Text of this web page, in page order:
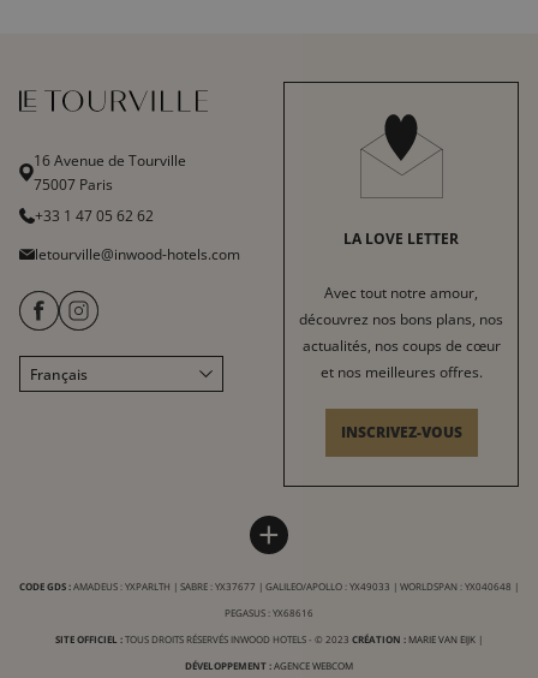
16 Avenue de Tourville
75007 Paris
+33 1 47 05 62 62
letourville@inwood-hotels.com
Français
English
Conditions générales de vente
Conditions générales d'utilisation
À propos
Carrière
Nos destinations
LABELS & CERTIFICATIONS
LA LOVE LETTER
Avec tout notre amour,
découvrez nos bons plans, nos
actualités, nos coups de cœur
et nos meilleures offres.
INSCRIVEZ-VOUS
+
CODE GDS :AMADEUS : YXPARLTH | SABRE : YX37677 | GALILEO/APOLLO : YX49033 | WORLDSPAN : YX040648 |
PEGASUS : YX68616
SITE OFFICIEL :TOUS DROITS RÉSERVÉS INWOOD HOTELS - © 2023 CRÉATION :MARIE VAN EIJK |
DÉVELOPPEMENT :AGENCE WEBCOM